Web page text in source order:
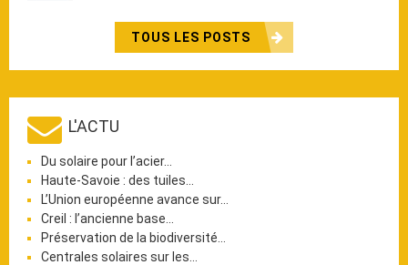
TOUS LES POSTS
L'ACTU
Du solaire pour l’acier…
Haute-Savoie : des tuiles…
L’Union européenne avance sur…
Creil : l’ancienne base…
Préservation de la biodiversité…
Centrales solaires sur les…